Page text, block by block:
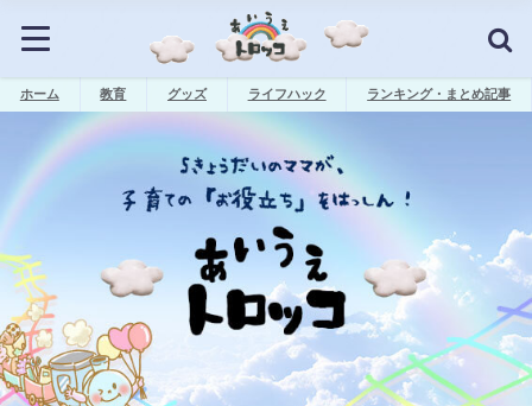
ホーム 教育 グッズ ライフハック ランキング・まとめ記事